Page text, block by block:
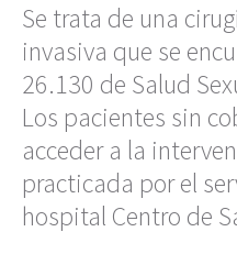
Se trata de una
invasiva que se
26.130 de Salud
Los pacientes sin
acceder a la
practicada por el
hospital Centro de